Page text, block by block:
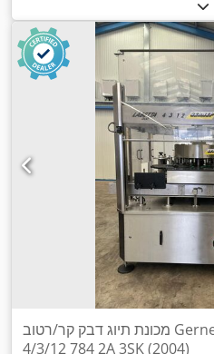
מכונת תיוג דבק קר/רטוב Gernep Labetta
4/3/12 784 2A 3SK (2004)